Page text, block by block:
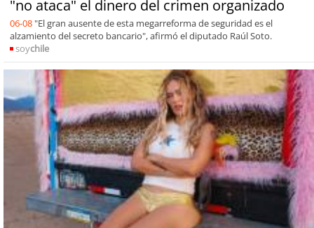
"no ataca" el dinero del crimen organizado
06-08 "El gran ausente de esta megarreforma de seguridad es el
alzamiento del secreto bancario", afirmó el diputado Raúl Soto.
soychile